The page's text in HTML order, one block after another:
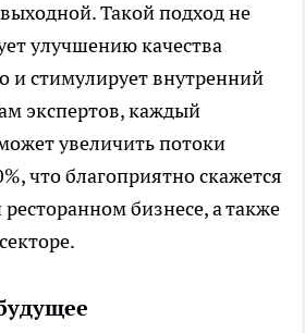
Такой подход не
улучшению качества
и стимулирует внутренний
экспертов, каждый
увеличить потоки
что благоприятно скажется
бизнесе, а также